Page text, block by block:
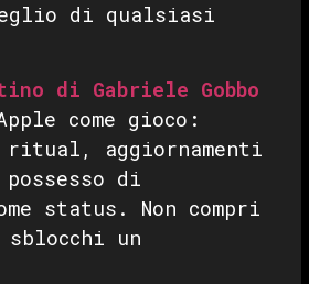
di qualsiasi
di Gabriele Gobbo
come gioco:
ritual, aggiornamenti
di
status. Non compri
un